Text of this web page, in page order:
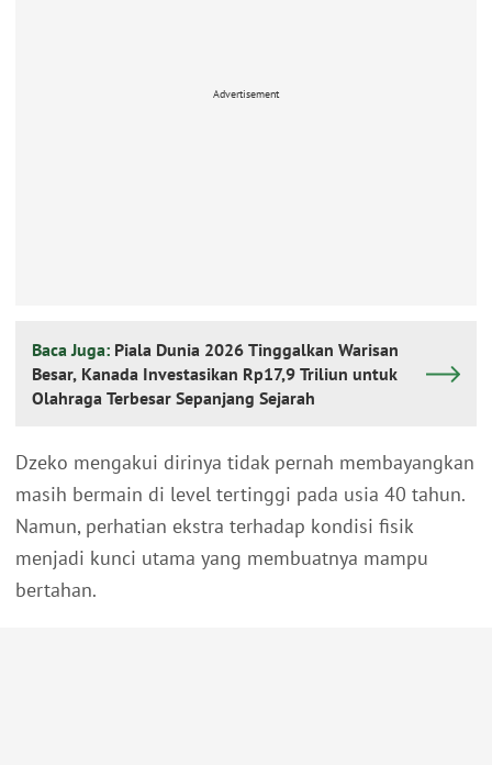
Advertisement
Baca Juga: Piala Dunia 2026 Tinggalkan Warisan
Besar, Kanada Investasikan Rp17,9 Triliun untuk
Olahraga Terbesar Sepanjang Sejarah
Dzeko mengakui dirinya tidak pernah membayangkan
masih bermain di level tertinggi pada usia 40 tahun.
Namun, perhatian ekstra terhadap kondisi fisik
menjadi kunci utama yang membuatnya mampu
bertahan.